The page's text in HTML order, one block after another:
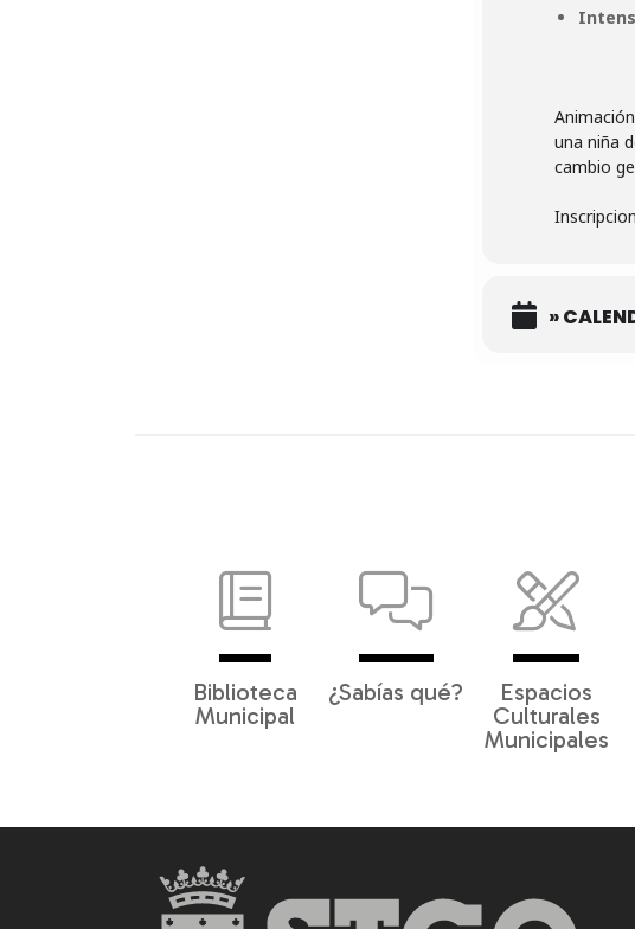
una niña
cambio
»
Biblioteca
Municipal
¿Sabías qué?
Espacios
Culturales
Municipales